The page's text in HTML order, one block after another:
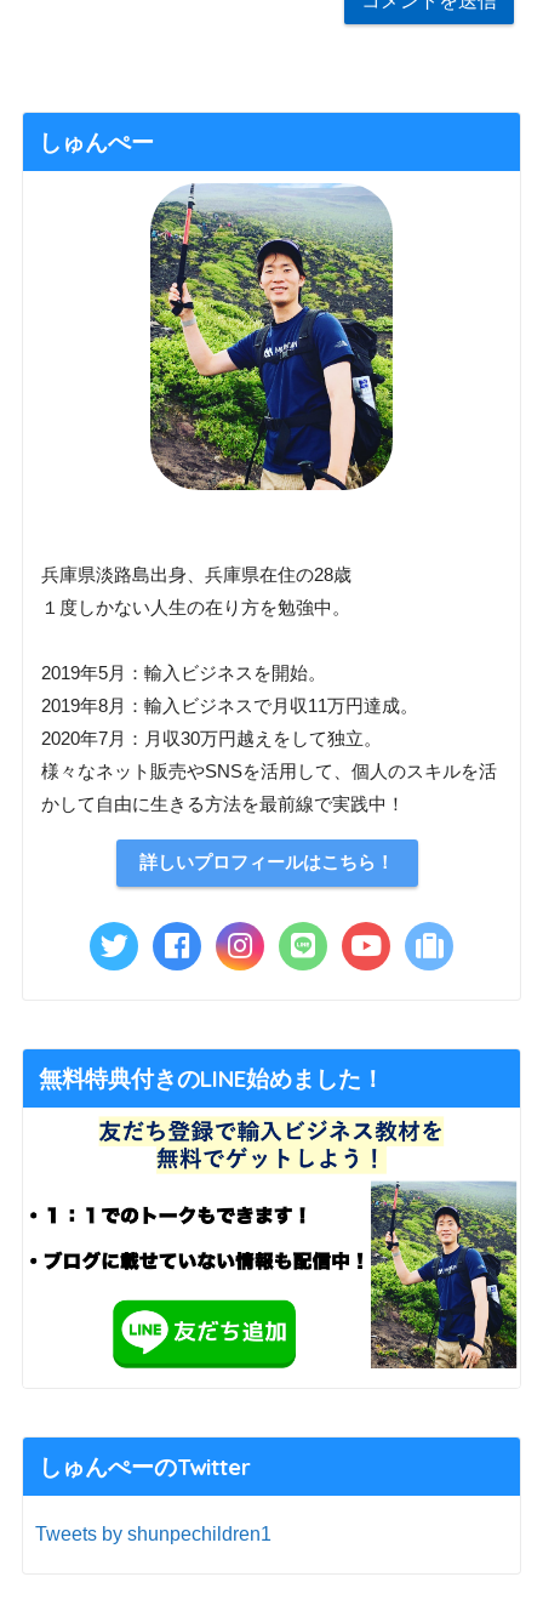
しゅんぺー
兵庫県淡路島出身、兵庫県在住の28歳
１度しかない人生の在り方を勉強中。
2019年5月：輸入ビジネスを開始。
2019年8月：輸入ビジネスで月収11万円達成。
2020年7月：月収30万円越えをして独立。
様々なネット販売やSNSを活用して、個人のスキルを活
かして自由に生きる方法を最前線で実践中！
詳しいプロフィールはこちら！
無料特典付きのLINE始めました！
しゅんぺーのTwitter
Tweets by shunpechildren1